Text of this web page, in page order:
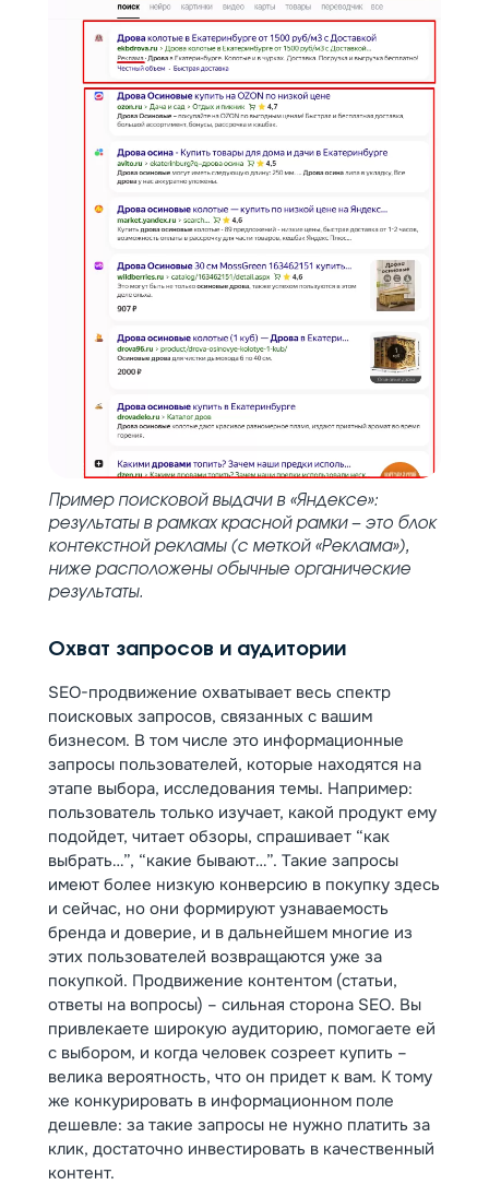
Пример поисковой выдачи в «Яндексе»:
результаты в рамках красной рамки – это блок
контекстной рекламы (с меткой «Реклама»),
ниже расположены обычные органические
результаты.
Охват запросов и аудитории
SEO-продвижение охватывает весь спектр
поисковых запросов, связанных с вашим
бизнесом. В том числе это информационные
запросы пользователей, которые находятся на
этапе выбора, исследования темы. Например:
пользователь только изучает, какой продукт ему
подойдет, читает обзоры, спрашивает “как
выбрать…”, “какие бывают…”. Такие запросы
имеют более низкую конверсию в покупку здесь
и сейчас, но они формируют узнаваемость
бренда и доверие, и в дальнейшем многие из
этих пользователей возвращаются уже за
покупкой. Продвижение контентом (статьи,
ответы на вопросы) – сильная сторона SEO. Вы
привлекаете широкую аудиторию, помогаете ей
с выбором, и когда человек созреет купить –
велика вероятность, что он придет к вам. К тому
же конкурировать в информационном поле
дешевле: за такие запросы не нужно платить за
клик, достаточно инвестировать в качественный
контент.